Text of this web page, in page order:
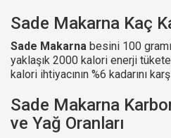
Sade Makarna Kaç
Sade Makarna besini 100
yaklaşık 2000 kalori enerji
kalori ihtiyacının %6 kadarını
Sade Makarna
ve Yağ Oranları